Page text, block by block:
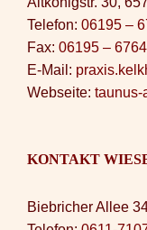
Telefon: 06195 –
Fax: 06195 –
E-Mail:
Webseite: taunus-
KONTAKT
Biebricher Allee